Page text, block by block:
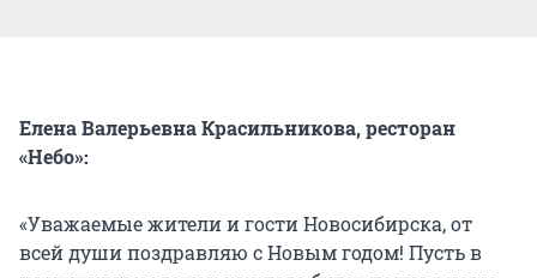
Елена Валерьевна Красильникова, ресторан
«Небо»:
«Уважаемые жители и гости Новосибирска, от
всей души поздравляю с Новым годом! Пусть в